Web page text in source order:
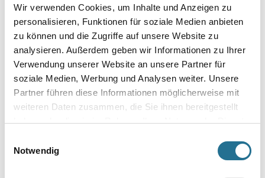
Wir verwenden Cookies, um Inhalte und Anzeigen zu
personalisieren, Funktionen für soziale Medien anbieten
zu können und die Zugriffe auf unsere Website zu
analysieren. Außerdem geben wir Informationen zu Ihrer
Verwendung unserer Website an unsere Partner für
soziale Medien, Werbung und Analysen weiter. Unsere
Partner führen diese Informationen möglicherweise mit
weiteren Daten zusammen, die Sie ihnen bereitgestellt
haben oder die sie im Rahmen Ihrer Nutzung der Dienste
Notwendig
VIELLEICHT GEFÄLLT IHNEN AUCH...
310ml Kleben an Wand
Orac Decofix Ultra FX 400
270 ml für Stoßstellen